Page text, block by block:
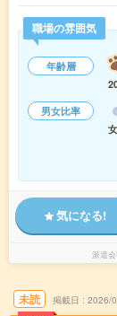
職場の雰囲気
年齢層
男女比率
気になる!
派遣会
未読 掲載日 2026/